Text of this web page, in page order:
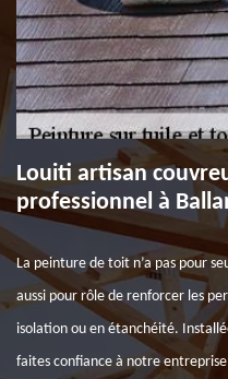
Louiti artisan
professionnel à
La peinture de toit n’a pas pour
aussi pour rôle de renforcer les
isolation ou en étanchéité.
faites confiance à notre